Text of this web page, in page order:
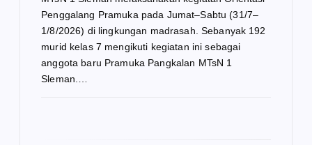
Penggalang Pramuka pada Jumat–Sabtu (31/7–
1/8/2026) di lingkungan madrasah. Sebanyak 192
murid kelas 7 mengikuti kegiatan ini sebagai
anggota baru Pramuka Pangkalan MTsN 1
Sleman.…